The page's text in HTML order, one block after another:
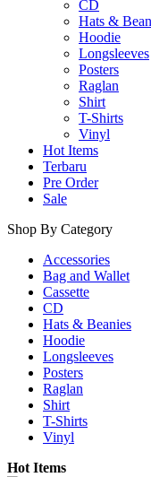
CD
Hats &
Hoodie
Longsleeves
Posters
Raglan
Shirt
T-Shirts
Vinyl
Hot Items
Terbaru
Pre Order
Sale
Shop By Category
Accessories
Bag and Wallet
Cassette
CD
Hats & Beanies
Hoodie
Longsleeves
Posters
Raglan
Shirt
T-Shirts
Vinyl
Hot Items